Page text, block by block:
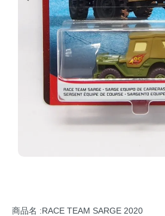
商品名 :RACE TEAM SARGE 2020